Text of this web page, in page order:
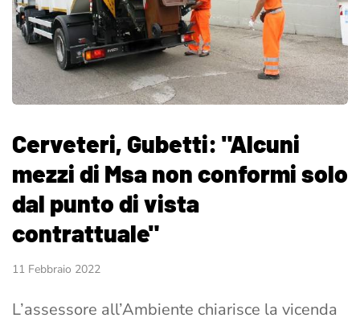
Cerveteri, Gubetti: "Alcuni
mezzi di Msa non conformi solo
dal punto di vista
contrattuale"
11 Febbraio 2022
L’assessore all’Ambiente chiarisce la vicenda